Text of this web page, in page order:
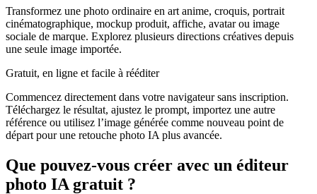
Transformez une photo ordinaire en art anime, croquis, portrait
cinématographique, mockup produit, affiche, avatar ou image
sociale de marque. Explorez plusieurs directions créatives depuis
une seule image importée.
Gratuit, en ligne et facile à rééditer
Commencez directement dans votre navigateur sans inscription.
Téléchargez le résultat, ajustez le prompt, importez une autre
référence ou utilisez l’image générée comme nouveau point de
départ pour une retouche photo IA plus avancée.
Que pouvez-vous créer avec un éditeur
photo IA gratuit ?